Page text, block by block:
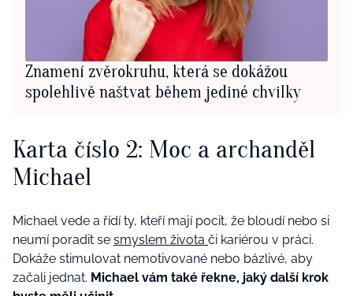
Znamení zvěrokruhu, která se dokážou
spolehlivě naštvat během jediné chvilky
Karta číslo 2: Moc a archanděl
Michael
Michael vede a řídí ty, kteří mají pocit, že bloudí nebo si
neumí poradit se smyslem života či kariérou v práci.
Dokáže stimulovat nemotivované nebo bázlivé, aby
začali jednat. Michael vám také řekne, jaký další krok